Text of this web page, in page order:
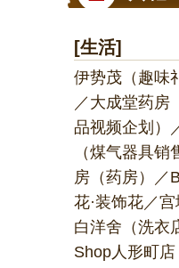
[生活]
伊势茂（趣味
／大成堂药房
品视频企划）
（煤气器具
房（药房）／
花·装饰花／
白洋舍（洗衣
Shop人形町